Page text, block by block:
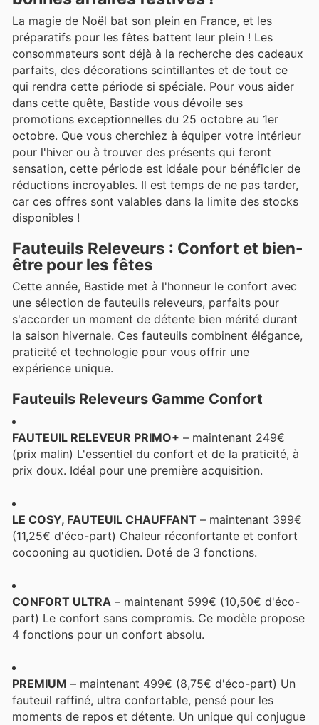
La magie de Noël bat son plein en France, et les
préparatifs pour les fêtes battent leur plein ! Les
consommateurs sont déjà à la recherche des cadeaux
parfaits, des décorations scintillantes et de tout ce
qui rendra cette période si spéciale. Pour vous aider
dans cette quête, Bastide vous dévoile ses
promotions exceptionnelles du 25 octobre au 1er
octobre. Que vous cherchiez à équiper votre intérieur
pour l'hiver ou à trouver des présents qui feront
sensation, cette période est idéale pour bénéficier de
réductions incroyables. Il est temps de ne pas tarder,
car ces offres sont valables dans la limite des stocks
disponibles !
Fauteuils Releveurs : Confort et bien-
être pour les fêtes
Cette année, Bastide met à l'honneur le confort avec
une sélection de fauteuils releveurs, parfaits pour
s'accorder un moment de détente bien mérité durant
la saison hivernale. Ces fauteuils combinent élégance,
praticité et technologie pour vous offrir une
expérience unique.
Fauteuils Releveurs Gamme Confort
FAUTEUIL RELEVEUR PRIMO+ – maintenant 249€
(prix malin) L'essentiel du confort et de la praticité, à
prix doux. Idéal pour une première acquisition.
LE COSY, FAUTEUIL CHAUFFANT – maintenant 399€
(11,25€ d'éco-part) Chaleur réconfortante et confort
cocooning au quotidien. Doté de 3 fonctions.
CONFORT ULTRA – maintenant 599€ (10,50€ d'éco-
part) Le confort sans compromis. Ce modèle propose
4 fonctions pour un confort absolu.
PREMIUM – maintenant 499€ (8,75€ d'éco-part) Un
fauteuil raffiné, ultra confortable, pensé pour les
moments de repos et détente. Un unique qui conjugue